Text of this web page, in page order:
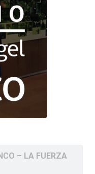
– LA FUERZA